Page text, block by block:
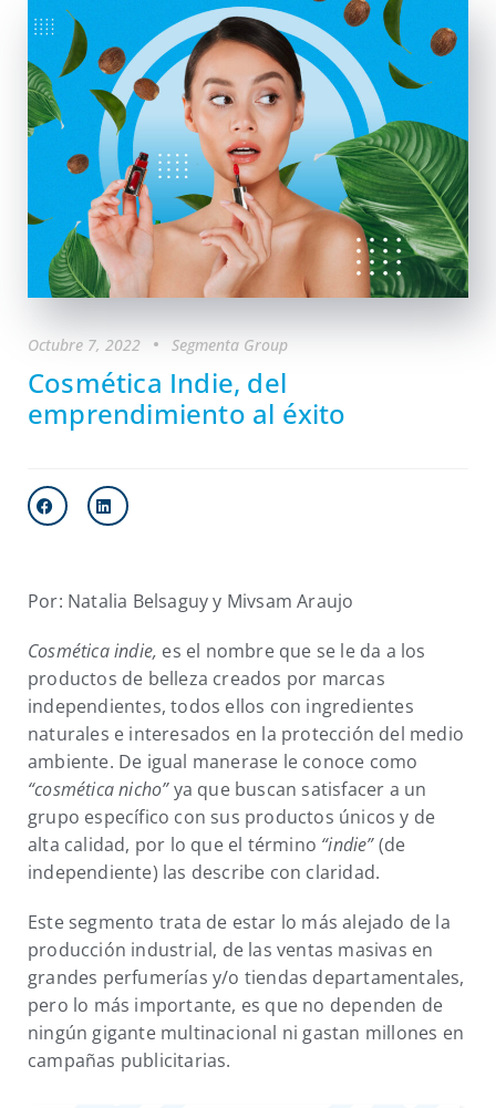
Octubre 7, 2022 Segmenta Group
Cosmética Indie, del
emprendimiento al éxito
Por: Natalia Belsaguy y Mivsam Araujo
Cosmética indie, es el nombre que se le da a los
productos de belleza creados por marcas
independientes, todos ellos con ingredientes
naturales e interesados en la protección del medio
ambiente. De igual manerase le conoce como
“cosmética nicho”ya que buscan satisfacer a un
grupo específico con sus productos únicos y de
alta calidad, por lo que el término “indie”(de
independiente) las describe con claridad.
Este segmento trata de estar lo más alejado de la
producción industrial, de las ventas masivas en
grandes perfumerías y/o tiendas departamentales,
pero lo más importante, es que no dependen de
ningún gigante multinacional ni gastan millones en
campañas publicitarias.